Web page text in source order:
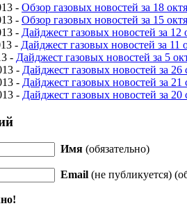
- Обзор газовых новостей за 18
- Обзор газовых новостей за 15
- Дайджест газовых новостей за 12
- Дайджест газовых новостей за 11
- Дайджест газовых новостей за 5
- Дайджест газовых новостей за 26
- Дайджест газовых новостей за 21
- Дайджест газовых новостей за 20
Имя (обязательно)
Email (не публикуется)